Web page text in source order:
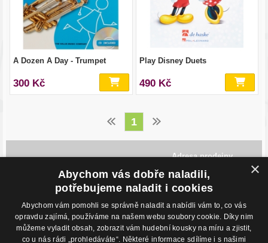
A Dozen A Day - Trumpet
300 Kč
Play Disney Duets
490 Kč
1
Adresa prodejny
Havlíčkovo Nábřeží 28,
702 00, Ostrava
Česká Republika
Kontakty
Eshop: +420 725 169 052
Prodejna: +420 596 113 012
O nákupu
Obchodní podmínky
Podmínky prodeje na splátky
×
Abychom vás dobře naladili,
potřebujeme naladit i cookies
Abychom vám pomohli se správně naladit a nabídli vám to, co vás
opravdu zajímá, používáme na našem webu soubory cookie. Díky nim
můžeme vyladit obsah, zobrazit vám hudební kousky na míru a zjistit,
co u nás rádi „prohledáváte“. Některé informace sdílíme i s našimi